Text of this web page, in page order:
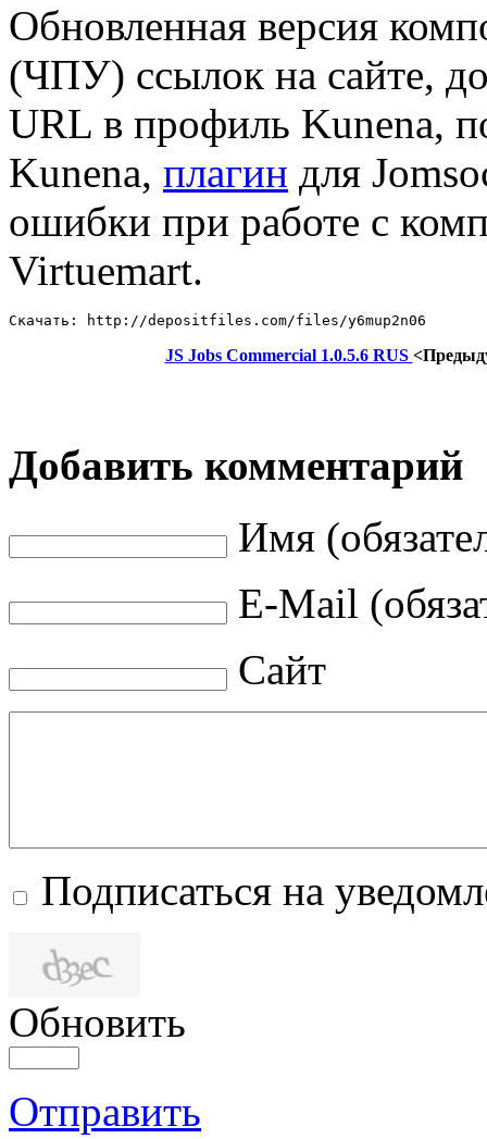
Обновленная версия
(ЧПУ) ссылок на сайте,
URL в профиль Kunena,
Kunena, плагин для
ошибки при работе с
Virtuemart.
Скачать: http://depositfiles.com/files/y6mup2n06
JS Jobs Commercial 1.0.5.6 RUS
Добавить комментарий
Имя
E-Mail
Сайт
Подписаться на
Обновить
Отправить